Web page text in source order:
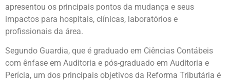
apresentou os principais pontos da mudança e seus
impactos para hospitais, clínicas, laboratórios e
profissionais da área.
Segundo Guardia, que é graduado em Ciências Contábeis
com ênfase em Auditoria e pós-graduado em Auditoria e
Perícia, um dos principais objetivos da Reforma Tributária é